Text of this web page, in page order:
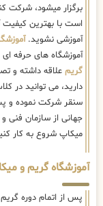
برگزار میشود، شرکت
است با بهترین کیفیت
آموزشی نشوید.
آموزشگاه های حرفه
گریم علاقه داشته و
دارید، می توانید در
سنقر شرکت نموده و
جهانی از سازمان
میکاپ شروع به کار
آموزشگاه گریم و
پس از اتمام دوره